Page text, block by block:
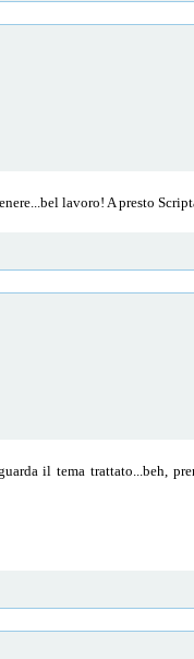
lavoro! A presto
il tema trattato...beh,